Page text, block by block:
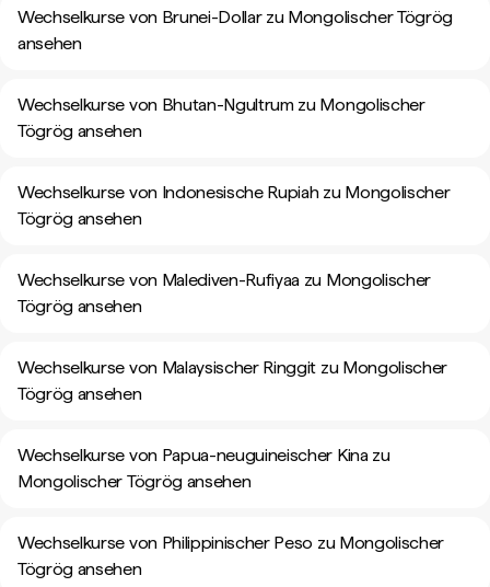
Wechselkurse von Brunei-Dollar zu Mongolischer Tögrög
ansehen
Wechselkurse von Bhutan-Ngultrum zu Mongolischer
Tögrög ansehen
Wechselkurse von Indonesische Rupiah zu Mongolischer
Tögrög ansehen
Wechselkurse von Malediven-Rufiyaa zu Mongolischer
Tögrög ansehen
Wechselkurse von Malaysischer Ringgit zu Mongolischer
Tögrög ansehen
Wechselkurse von Papua-neuguineischer Kina zu
Mongolischer Tögrög ansehen
Wechselkurse von Philippinischer Peso zu Mongolischer
Tögrög ansehen